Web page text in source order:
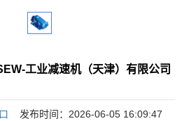
工业减速机（天津）有限公司
发布时间：2026-06-05 16:09:47